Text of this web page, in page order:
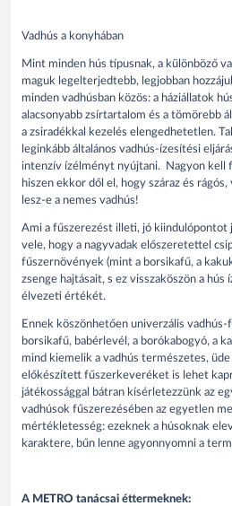
Vadhús a konyhában
Mint minden hús típusnak, a különböző
maguk legelterjedtebb, legjobban
minden vadhúsban közös: a háziállatok
alacsonyabb zsírtartalom és a tömörebb
a zsiradékkal kezelés elengedhetetlen.
leginkább általános vadhús-ízesítési
intenzív ízélményt nyújtani. Nagyon kell
hiszen ekkor dől el, hogy száraz és
lesz-e a nemes vadhús!
Ami a fűszerezést illeti, jó kiindulópontot
vele, hogy a nagyvadak előszeretettel
fűszernövények (mint a borsikafű, a
zsenge hajtásait, s ez visszaköszön a hús
élvezeti értékét.
Ennek köszönhetően univerzális
borsikafű, babérlevél, a borókabogyó, a
mind kiemelik a vadhús természetes,
előkészített fűszerkeveréket is lehet
játékossággal bátran kísérletezzünk az
vadhúsok fűszerezésében az egyetlen
mértékletesség: ezeknek a húsoknak
karaktere, bűn lenne agyonnyomni a
A METRO tanácsai éttermeknek: